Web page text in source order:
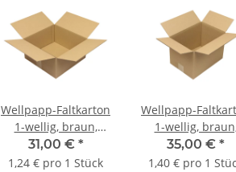
Wellpapp-Faltkarton
1-wellig, braun,
Qual. 1.2 | 300 x 300
x 150 mm (L x B x H)
31,00 € *
1,24 € pro 1 Stück
Wellpapp-
1-wellig,
Qual. 1.20 | 300 x
300 x 300 mm (L
35,00 € *
1,40 € pro 1